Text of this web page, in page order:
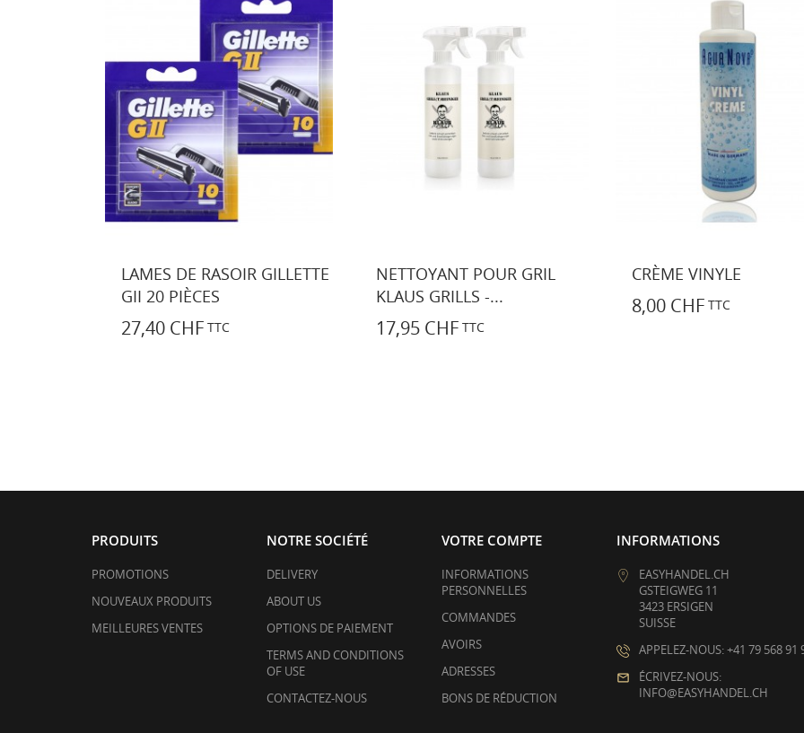
NETTOYANT POUR GRIL
KLAUS GRILLS -...
17,95 CHFTTC
CRÈME VINYLE
8,00 CHFTTC
ADAPTATEUR DE
REMPLISSAGE ET DE...
PRODUITS
PROMOTIONS
NOUVEAUX PRODUITS
MEILLEURES VENTES
NOTRE SOCIÉTÉ
DELIVERY
ABOUT US
OPTIONS DE PAIEMENT
TERMS AND CONDITIONS
OF USE
CONTACTEZ-NOUS
VOTRE COMPTE
INFORMATIONS
PERSONNELLES
COMMANDES
AVOIRS
ADRESSES
BONS DE RÉDUCTION
INFORMATIONS
EASYHANDEL.CH
GSTEIGWEG 11
3423 ERSIGEN
SUISSE
APPELEZ-NOUS: +41 79 568 91
ÉCRIVEZ-NOUS:
INFO@EASYHANDEL.CH